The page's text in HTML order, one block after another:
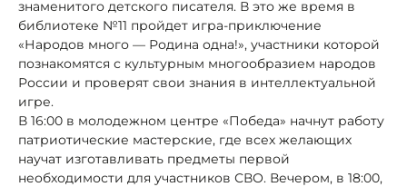
знаменитого детского писателя. В это же время в
библиотеке №11 пройдет игра-приключение
«Народов много — Родина одна!», участники которой
познакомятся с культурным многообразием народов
России и проверят свои знания в интеллектуальной
игре.
В 16:00 в молодежном центре «Победа» начнут работу
патриотические мастерские, где всех желающих
научат изготавливать предметы первой
необходимости для участников СВО. Вечером, в 18:00,